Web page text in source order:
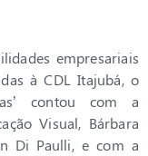
empresariais
à CDL Itajubá, o
contou com a
Visual, Bárbara
Di Paulli, e com a